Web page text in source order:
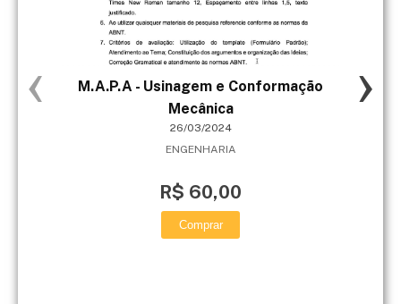
M.A.P.A - Usinagem e Conformação
Mecânica
26/03/2024
ENGENHARIA
R$ 60,00
Comprar
‹ ›